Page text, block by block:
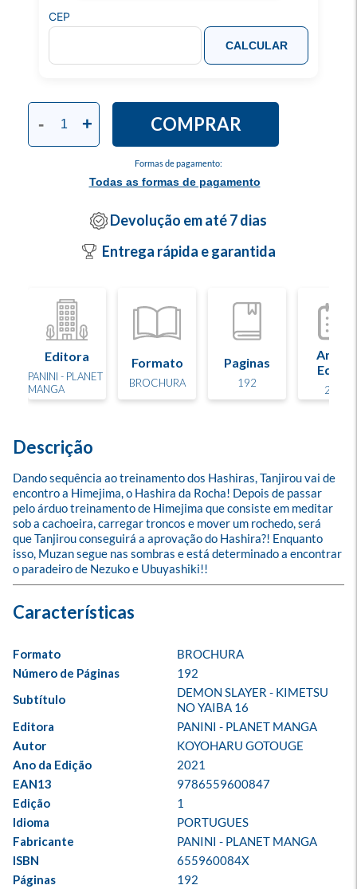
Formas de pagamento:
Todas as formas de pagamento
- + COMPRAR
CEP
CALCULAR
Devolução em até 7 dias
Entrega rápida e garantida
Editora
PANINI - PLANET
MANGA
Formato
BROCHURA
Paginas
192
Ano de
Edição
2021
Descrição
Dando sequência ao treinamento dos Hashiras, Tanjirou vai de
encontro a Himejima, o Hashira da Rocha! Depois de passar
pelo árduo treinamento de Himejima que consiste em meditar
sob a cachoeira, carregar troncos e mover um rochedo, será
que Tanjirou conseguirá a aprovação do Hashira?! Enquanto
isso, Muzan segue nas sombras e está determinado a encontrar
o paradeiro de Nezuko e Ubuyashiki!!
Formato
BROCHURA
Número de Páginas
192
Subtítulo
DEMON SLAYER - KIMETSU
NO YAIBA 16
Editora
PANINI - PLANET MANGA
Autor
KOYOHARU GOTOUGE
Ano da Edição
2021
EAN13
9786559600847
Edição
1
Idioma
PORTUGUES
Fabricante
PANINI - PLANET MANGA
ISBN
655960084X
Páginas
192